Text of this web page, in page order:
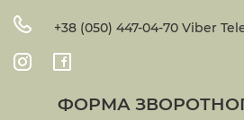
+38 (050) 447-04-70 Viber
ФОРМА